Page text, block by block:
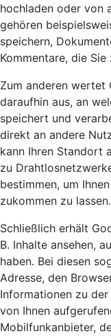
hochladen oder von
gehören
speichern,
Kommentare, die
Zum anderen wertet
daraufhin aus, an
speichert und
direkt an andere
kann Ihren Standort
zu
bestimmen, um
zukommen zu lassen.
Schließlich erhält
B. Inhalte ansehen,
haben. Bei diesen
Adresse, den
Informationen zu
von Ihnen
Mobilfunkanbieter,